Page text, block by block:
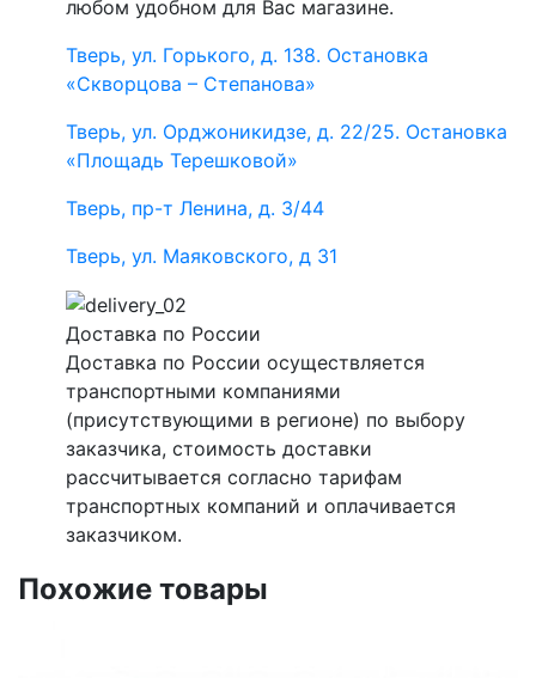
любом удобном для Вас магазине.
Тверь, ул. Горького, д. 138. Остановка
«Скворцова – Степанова»
Тверь, ул. Орджоникидзе, д. 22/25. Остановка
«Площадь Терешковой»
Тверь, пр-т Ленина, д. 3/44
Тверь, ул. Маяковского, д 31
Доставка по России
Доставка по России осуществляется
транспортными компаниями
(присутствующими в регионе) по выбору
заказчика, стоимость доставки
рассчитывается согласно тарифам
транспортных компаний и оплачивается
заказчиком.
Похожие товары